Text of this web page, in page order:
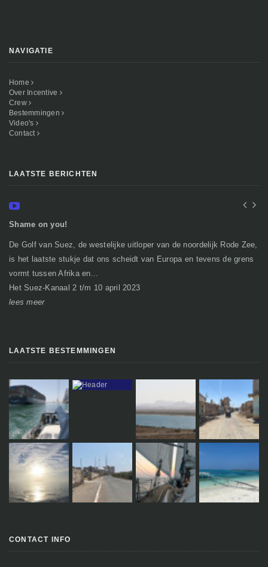
NAVIGATIE
Home
Over Incentive
Crew
Bestemmingen
Video's
Contact
LAATSTE BERICHTEN
Shame on you!
De Golf van Suez, de westelijke uitloper van de noordelijk Rode Zee,
is het laatste stukje dat ons scheidt van Europa en tevens de grens
vormt tussen Afrika en...
Het Suez-Kanaal 2 t/m 10 april 2023
lees meer
LAATSTE BESTEMMINGEN
CONTACT INFO